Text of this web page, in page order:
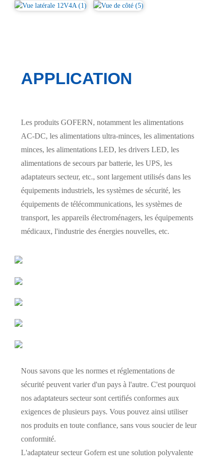
APPLICATION
Les produits GOFERN, notamment les alimentations
AC-DC, les alimentations ultra-minces, les alimentations
minces, les alimentations LED, les drivers LED, les
alimentations de secours par batterie, les UPS, les
adaptateurs secteur, etc., sont largement utilisés dans les
équipements industriels, les systèmes de sécurité, les
équipements de télécommunications, les systèmes de
transport, les appareils électroménagers, les équipements
médicaux, l'industrie des énergies nouvelles, etc.
Nous savons que les normes et réglementations de
sécurité peuvent varier d'un pays à l'autre. C'est pourquoi
nos adaptateurs secteur sont certifiés conformes aux
exigences de plusieurs pays. Vous pouvez ainsi utiliser
nos produits en toute confiance, sans vous soucier de leur
conformité.
L'adaptateur secteur Gofern est une solution polyvalente